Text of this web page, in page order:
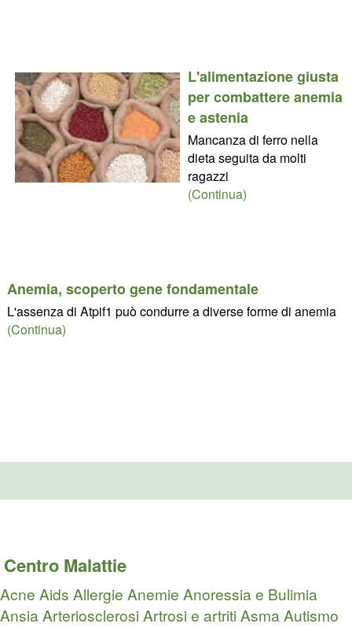
L'alimentazione giusta
per combattere anemia
e astenia
Mancanza di ferro nella
dieta seguita da molti
ragazzi
(Continua)
Anemia, scoperto gene fondamentale
L'assenza di Atpif1 può condurre a diverse forme di anemia
(Continua)
Centro Malattie
Acne Aids Allergie Anemie Anoressia e Bulimia
AnsiaArteriosclerosiArtrosi e artritiAsmaAutismo